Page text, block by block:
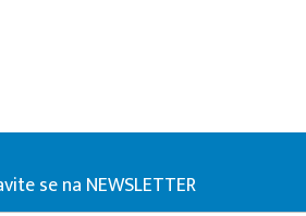
se na NEWSLETTER